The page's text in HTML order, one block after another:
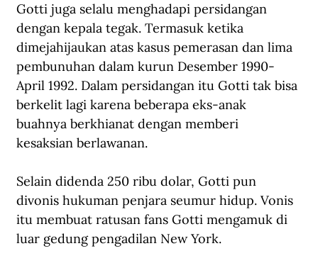
Gotti juga selalu menghadapi persidangan
dengan kepala tegak. Termasuk ketika
dimejahijaukan atas kasus pemerasan dan lima
pembunuhan dalam kurun Desember 1990-
April 1992. Dalam persidangan itu Gotti tak bisa
berkelit lagi karena beberapa eks-anak
buahnya berkhianat dengan memberi
kesaksian berlawanan.
Selain didenda 250 ribu dolar, Gotti pun
divonis hukuman penjara seumur hidup. Vonis
itu membuat ratusan fans Gotti mengamuk di
luar gedung pengadilan New York.